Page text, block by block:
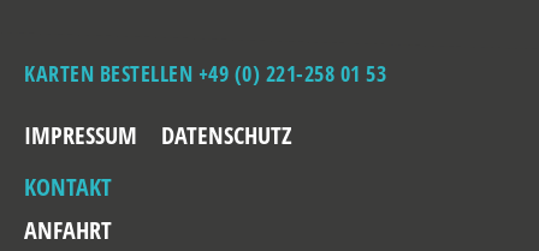
KARTEN BESTELLEN +49 (0) 221-258 01 53
IMPRESSUM
DATENSCHUTZ
KONTAKT
ANFAHRT